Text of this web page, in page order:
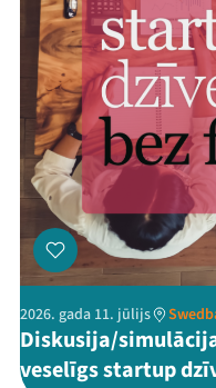
2026. gada 11. jūlijs
Diskusija/
veselīgs startup